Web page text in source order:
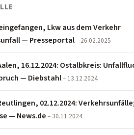
Lkw aus dem Verkehr
— Presseportal– 26.02.2025
16.12.2024: Ostalbkreis:
— Diebstahl– 13.12.2024
02.12.2024:
— News.de– 30.11.2024